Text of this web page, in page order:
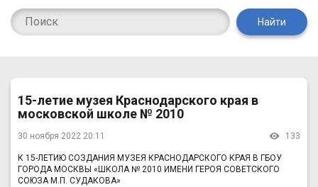
Найти
15-летие музея Краснодарского края в
московской школе № 2010
30 ноября 2022 20:11 133
К 15-ЛЕТИЮ СОЗДАНИЯ МУЗЕЯ КРАСНОДАРСКОГО КРАЯ В ГБОУ
ГОРОДА МОСКВЫ «ШКОЛА № 2010 ИМЕНИ ГЕРОЯ СОВЕТСКОГО
СОЮЗА М.П. СУДАКОВА»